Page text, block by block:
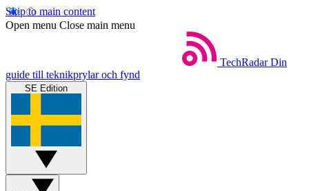
Skip to main content
Open menu Close main menu
TechRadar Din
guide till teknikprylar och fynd
SE Edition